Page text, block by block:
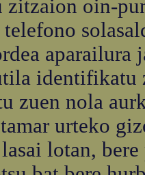
oin-
telefono
aparailura
identifikatu
zuen nola
urteko
lotan,